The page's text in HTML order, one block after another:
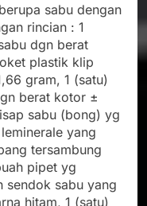
sabu dengan
rincian : 1
dgn berat
plastik klip
gram, 1 (satu)
berat kotor ±
sabu (bong) yg
yang
tersambung
pipet yg
sendok sabu yang
hitam, 1 (satu)